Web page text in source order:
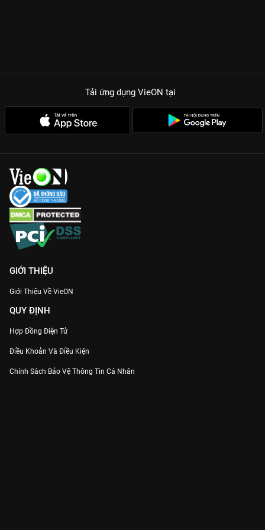
Tải ứng dụng VieON tại
GIỚI THIỆU
Giới Thiệu Về VieON
QUY ĐỊNH
Hợp Đồng Điện Tử
Điều Khoản Và Điều Kiện
Chính Sách Bảo Vệ Thông Tin Cá Nhân